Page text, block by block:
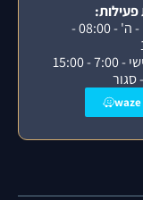
יום א' - ה' - 08:00 -
- 15:00